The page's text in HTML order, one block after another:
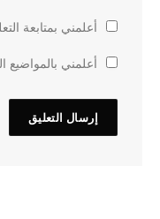
أعلمني بمتابعة
أعلمني بالمواضيع